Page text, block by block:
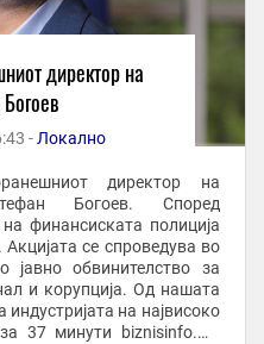
директор на
-Локално
директор на
Богоев. Според
финансиската полиција
се спроведува во
јавно обвинителство за
Од нашата
на највисоко
37 минути biznisinfo.mk